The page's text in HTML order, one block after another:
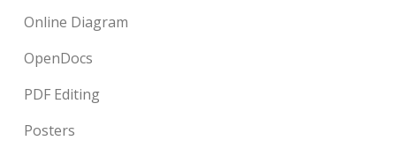
Online Diagram
OpenDocs
PDF Editing
Posters